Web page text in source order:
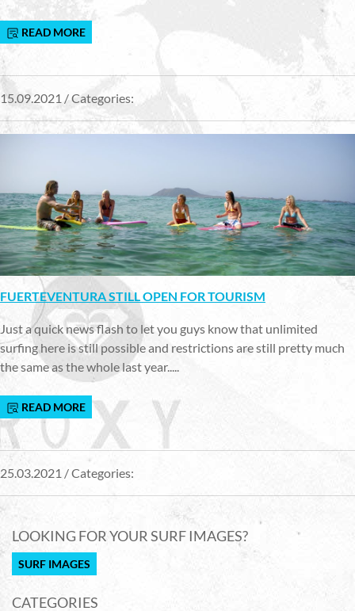
READ MORE
15.09.2021 / Categories:
FUERTEVENTURA STILL OPEN FOR TOURISM
Just a quick news flash to let you guys know that unlimited
surfing here is still possible and restrictions are still pretty much
the same as the whole last year.....
READ MORE
25.03.2021 / Categories:
LOOKING FOR YOUR SURF IMAGES?
SURF IMAGES
CATEGORIES